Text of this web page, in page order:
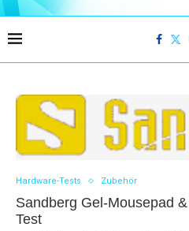
Hardware-Tests Zubehör
Sandberg Gel-Mousepad
Test